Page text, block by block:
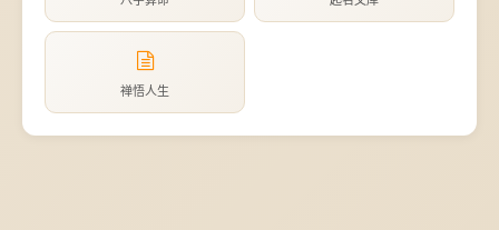
禅悟人生